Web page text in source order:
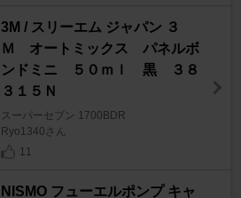
3M / スリーエム ジャパン ３
Ｍ オートミックス パネルボ
ンドミニ ５０ｍｌ 黒 ３８
３１５Ｎ
スーパーセブン 1700BDR
Ryo1340さん
11
NISMO フューエルポンプ キャ